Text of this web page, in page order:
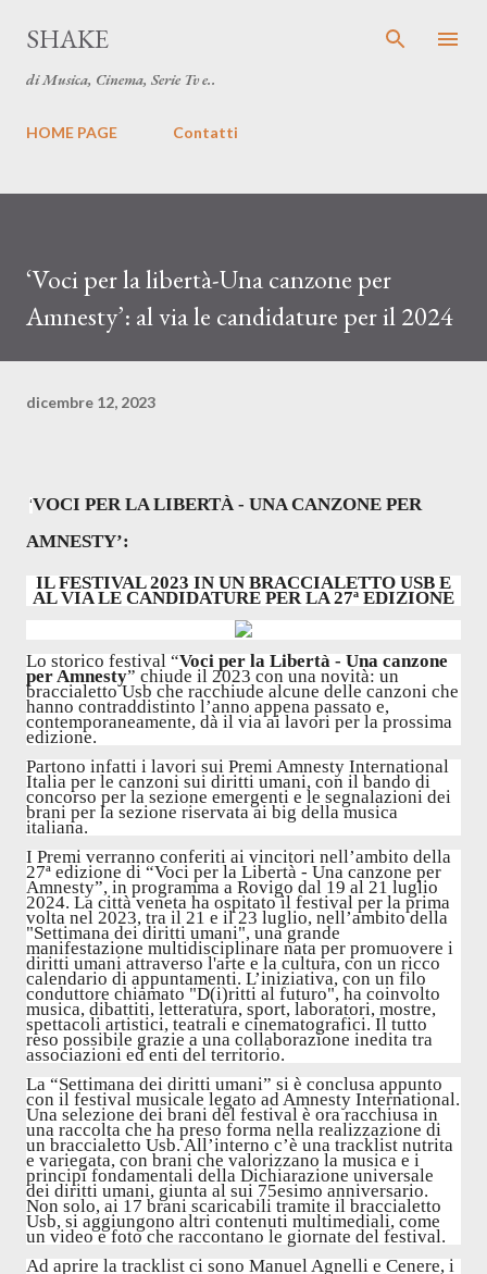
SHAKE
di Musica, Cinema, Serie Tv e..
HOME PAGE Contatti
‘Voci per la libertà-Una canzone per
Amnesty’: al via le candidature per il 2024
dicembre 12, 2023
‘VOCI PER LA LIBERTÀ - UNA CANZONE PER
AMNESTY’:
IL FESTIVAL 2023 IN UN BRACCIALETTO USB E
AL VIA LE CANDIDATURE PER LA 27ª EDIZIONE
Lo storico festival “Voci per la Libertà - Una canzone
per Amnesty” chiude il 2023 con una novità: un
braccialetto Usb che racchiude alcune delle canzoni che
hanno contraddistinto l’anno appena passato e,
contemporaneamente, dà il via ai lavori per la prossima
edizione.
Partono infatti i lavori sui Premi Amnesty International
Italia per le canzoni sui diritti umani, con il bando di
concorso per la sezione emergenti e le segnalazioni dei
brani per la sezione riservata ai big della musica
italiana.
I Premi verranno conferiti ai vincitori nell’ambito della
27ª edizione di “Voci per la Libertà - Una canzone per
Amnesty”, in programma a Rovigo dal 19 al 21 luglio
2024. La città veneta ha ospitato il festival per la prima
volta nel 2023, tra il 21 e il 23 luglio, nell’ambito della
"Settimana dei diritti umani", una grande
manifestazione multidisciplinare nata per promuovere i
diritti umani attraverso l'arte e la cultura, con un ricco
calendario di appuntamenti. L’iniziativa, con un filo
conduttore chiamato "D(i)ritti al futuro", ha coinvolto
musica, dibattiti, letteratura, sport, laboratori, mostre,
spettacoli artistici, teatrali e cinematografici. Il tutto
reso possibile grazie a una collaborazione inedita tra
associazioni ed enti del territorio.
La “Settimana dei diritti umani” si è conclusa appunto
con il festival musicale legato ad Amnesty International.
Una selezione dei brani del festival è ora racchiusa in
una raccolta che ha preso forma nella realizzazione di
un braccialetto Usb. All’interno c’è una tracklist nutrita
e variegata, con brani che valorizzano la musica e i
principi fondamentali della Dichiarazione universale
dei diritti umani, giunta al sui 75esimo anniversario.
Non solo, ai 17 brani scaricabili tramite il braccialetto
Usb, si aggiungono altri contenuti multimediali, come
un video e foto che raccontano le giornate del festival.
Ad aprire la tracklist ci sono Manuel Agnelli e Cenere, i